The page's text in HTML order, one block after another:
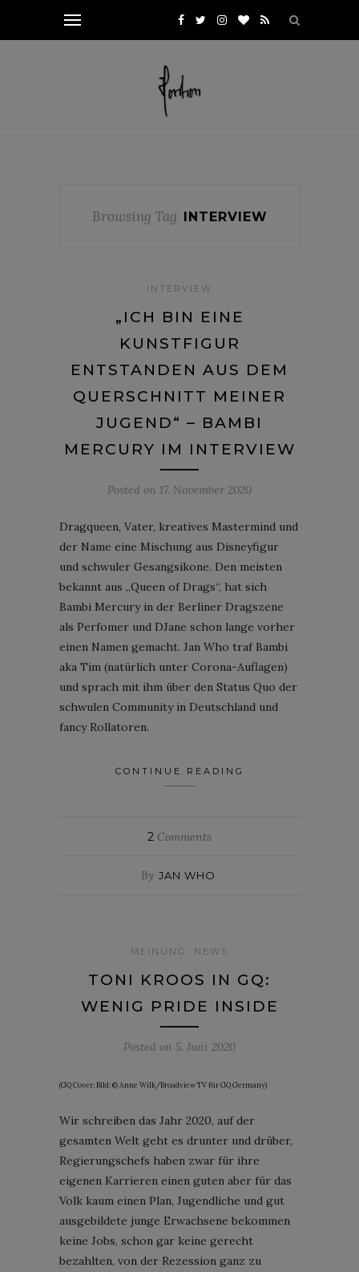
Browsing Tag INTERVIEW
INTERVIEW
„ICH BIN EINE
KUNSTFIGUR
ENTSTANDEN AUS DEM
QUERSCHNITT MEINER
JUGEND“ – BAMBI
MERCURY IM INTERVIEW
Posted on 17. November 2020
Dragqueen, Vater, kreatives Mastermind und
der Name eine Mischung aus Disneyfigur
und schwuler Gesangsikone. Den meisten
bekannt aus „Queen of Drags“, hat sich
Bambi Mercury in der Berliner Dragszene
als Perfomer und DJane schon lange vorher
einen Namen gemacht. Jan Who traf Bambi
aka Tim (natürlich unter Corona-Auflagen)
und sprach mit ihm über den Status Quo der
schwulen Community in Deutschland und
fancy Rollatoren.
CONTINUE READING
2 Comments
By JAN WHO
MEINUNG NEWS
TONI KROOS IN GQ:
WENIG PRIDE INSIDE
Posted on 5. Juni 2020
(GQ Cover; Bild: © Anne Wilk/Broadview TV für GQ Germany)
Wir schreiben das Jahr 2020, auf der
gesamten Welt geht es drunter und drüber,
Regierungschefs haben zwar für ihre
eigenen Karrieren einen guten aber für das
Volk kaum einen Plan, Jugendliche und gut
ausgebildete junge Erwachsene bekommen
keine Jobs, schon gar keine gerecht
bezahlten, von der Rezession ganz zu